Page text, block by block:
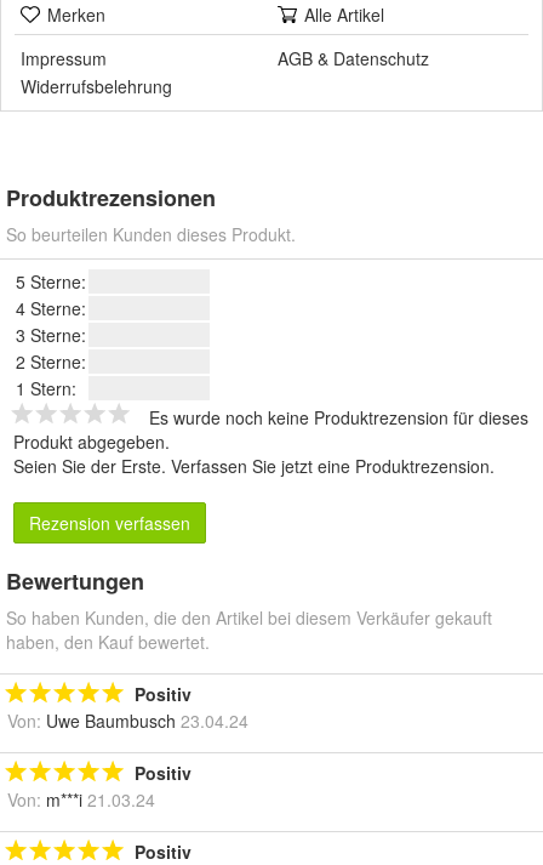
Merken
Alle Artikel
Impressum
AGB & Datenschutz
Widerrufsbelehrung
Produktrezensionen
So beurteilen Kunden dieses Produkt.
5 Sterne:
4 Sterne:
3 Sterne:
2 Sterne:
1 Stern:
Es wurde noch keine Produktrezension für dieses
Produkt abgegeben.
Seien Sie der Erste. Verfassen Sie jetzt eine Produktrezension.
Rezension verfassen
Bewertungen
So haben Kunden, die den Artikel bei diesem Verkäufer gekauft
haben, den Kauf bewertet.
Positiv
Von: Uwe Baumbusch 23.04.24
Positiv
Von: m***i 21.03.24
Positiv